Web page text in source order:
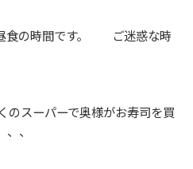
食の時間です。 ご迷惑な時
のスーパーで奥様がお寿司を買
、